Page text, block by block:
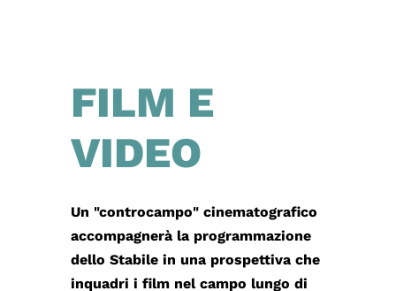
FILM E
VIDEO
Un "controcampo" cinematografico
accompagnerà la programmazione
dello Stabile in una prospettiva che
inquadri i film nel campo lungo di